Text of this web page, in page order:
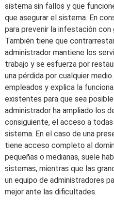
sistema sin fallos y que
que asegurar el sistema. En
para prevenir la infestación con
También tiene que
administrador mantiene los
trabajo y se esfuerza por
una pérdida por cualquier
empleados y explica la
existentes para que sea
administrador ha ampliado los
consiguiente, el acceso a
sistema. En el caso de una
tiene acceso completo al
pequeñas o medianas, suele
sistemas, mientras que las
un equipo de administradores
mejor ante las dificultades.